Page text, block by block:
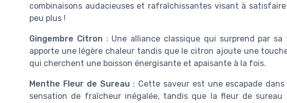
combinaisons audacieuses et rafraîchissantes visant à
peu plus !
Gingembre Citron : Une alliance classique qui surprend par
apporte une légère chaleur tandis que le citron ajoute une
qui cherchent une boisson énergisante et apaisante à la fois.
Menthe Fleur de Sureau : Cette saveur est une escapade
sensation de fraîcheur inégalée, tandis que la fleur de